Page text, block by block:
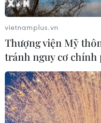
vietnamplus.vn
Thượng viện Mỹ
tránh nguy cơ chính